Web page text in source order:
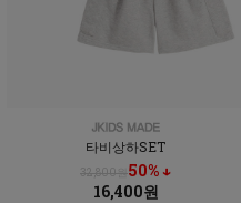
타비상하SET
32,800원50% ↓
16,400원